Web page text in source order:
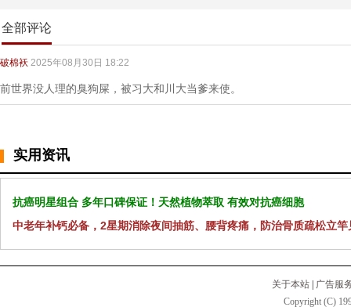
全部评论
破棉袄 2025年08月30日 18:22
前世界没人理的臭狗屎，被习大和川大当爹来使。
实用资讯
抗癌明星组合 多年口碑保证！天然植物萃取 有效对抗癌细胞
中老年补钙必备，2星期消除夜间抽筋、腰背疼痛，防治骨质疏松立竿
关于本站
广告服
Copyright (C)